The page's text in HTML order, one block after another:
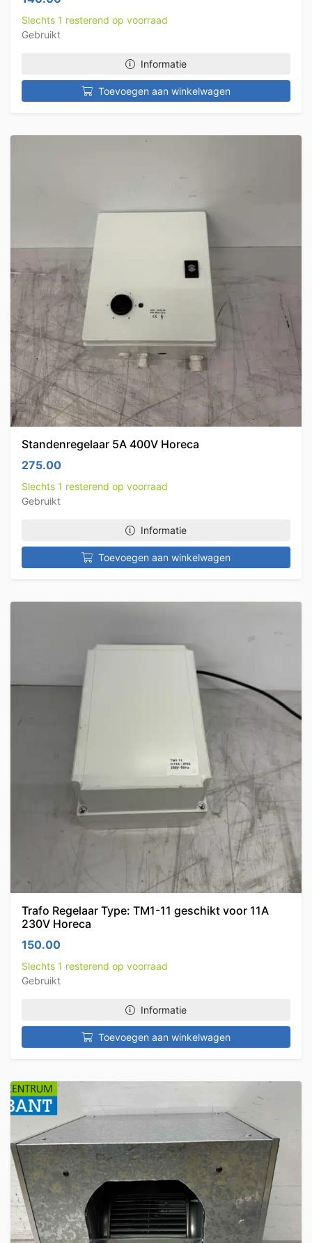
Slechts 1 resterend op voorraad
Gebruikt
Informatie
Toevoegen aan winkelwagen
Standenregelaar 5A 400V Horeca
275.00
Slechts 1 resterend op voorraad
Gebruikt
Informatie
Toevoegen aan winkelwagen
Trafo Regelaar Type: TM1-11 geschikt voor 11A
230V Horeca
150.00
Slechts 1 resterend op voorraad
Gebruikt
Informatie
Toevoegen aan winkelwagen